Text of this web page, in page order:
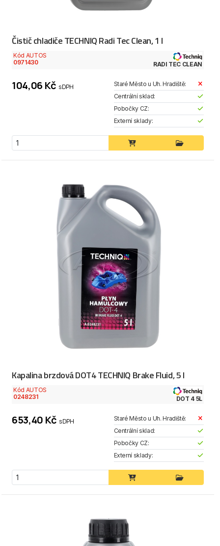
Čistič chladiče TECHNIQ Radi Tec Clean, 1 l
Kód AUTOS
0971430
RADI TEC CLEAN
104,06 Kč s DPH
Staré Město u Uh. Hradiště:
Centrální sklad:
Pobočky CZ:
Externí sklady:
Kapalina brzdová DOT4 TECHNIQ Brake Fluid, 5 l
Kód AUTOS
0248231
DOT 4 5L
653,40 Kč s DPH
Staré Město u Uh. Hradiště:
Centrální sklad:
Pobočky CZ:
Externí sklady: